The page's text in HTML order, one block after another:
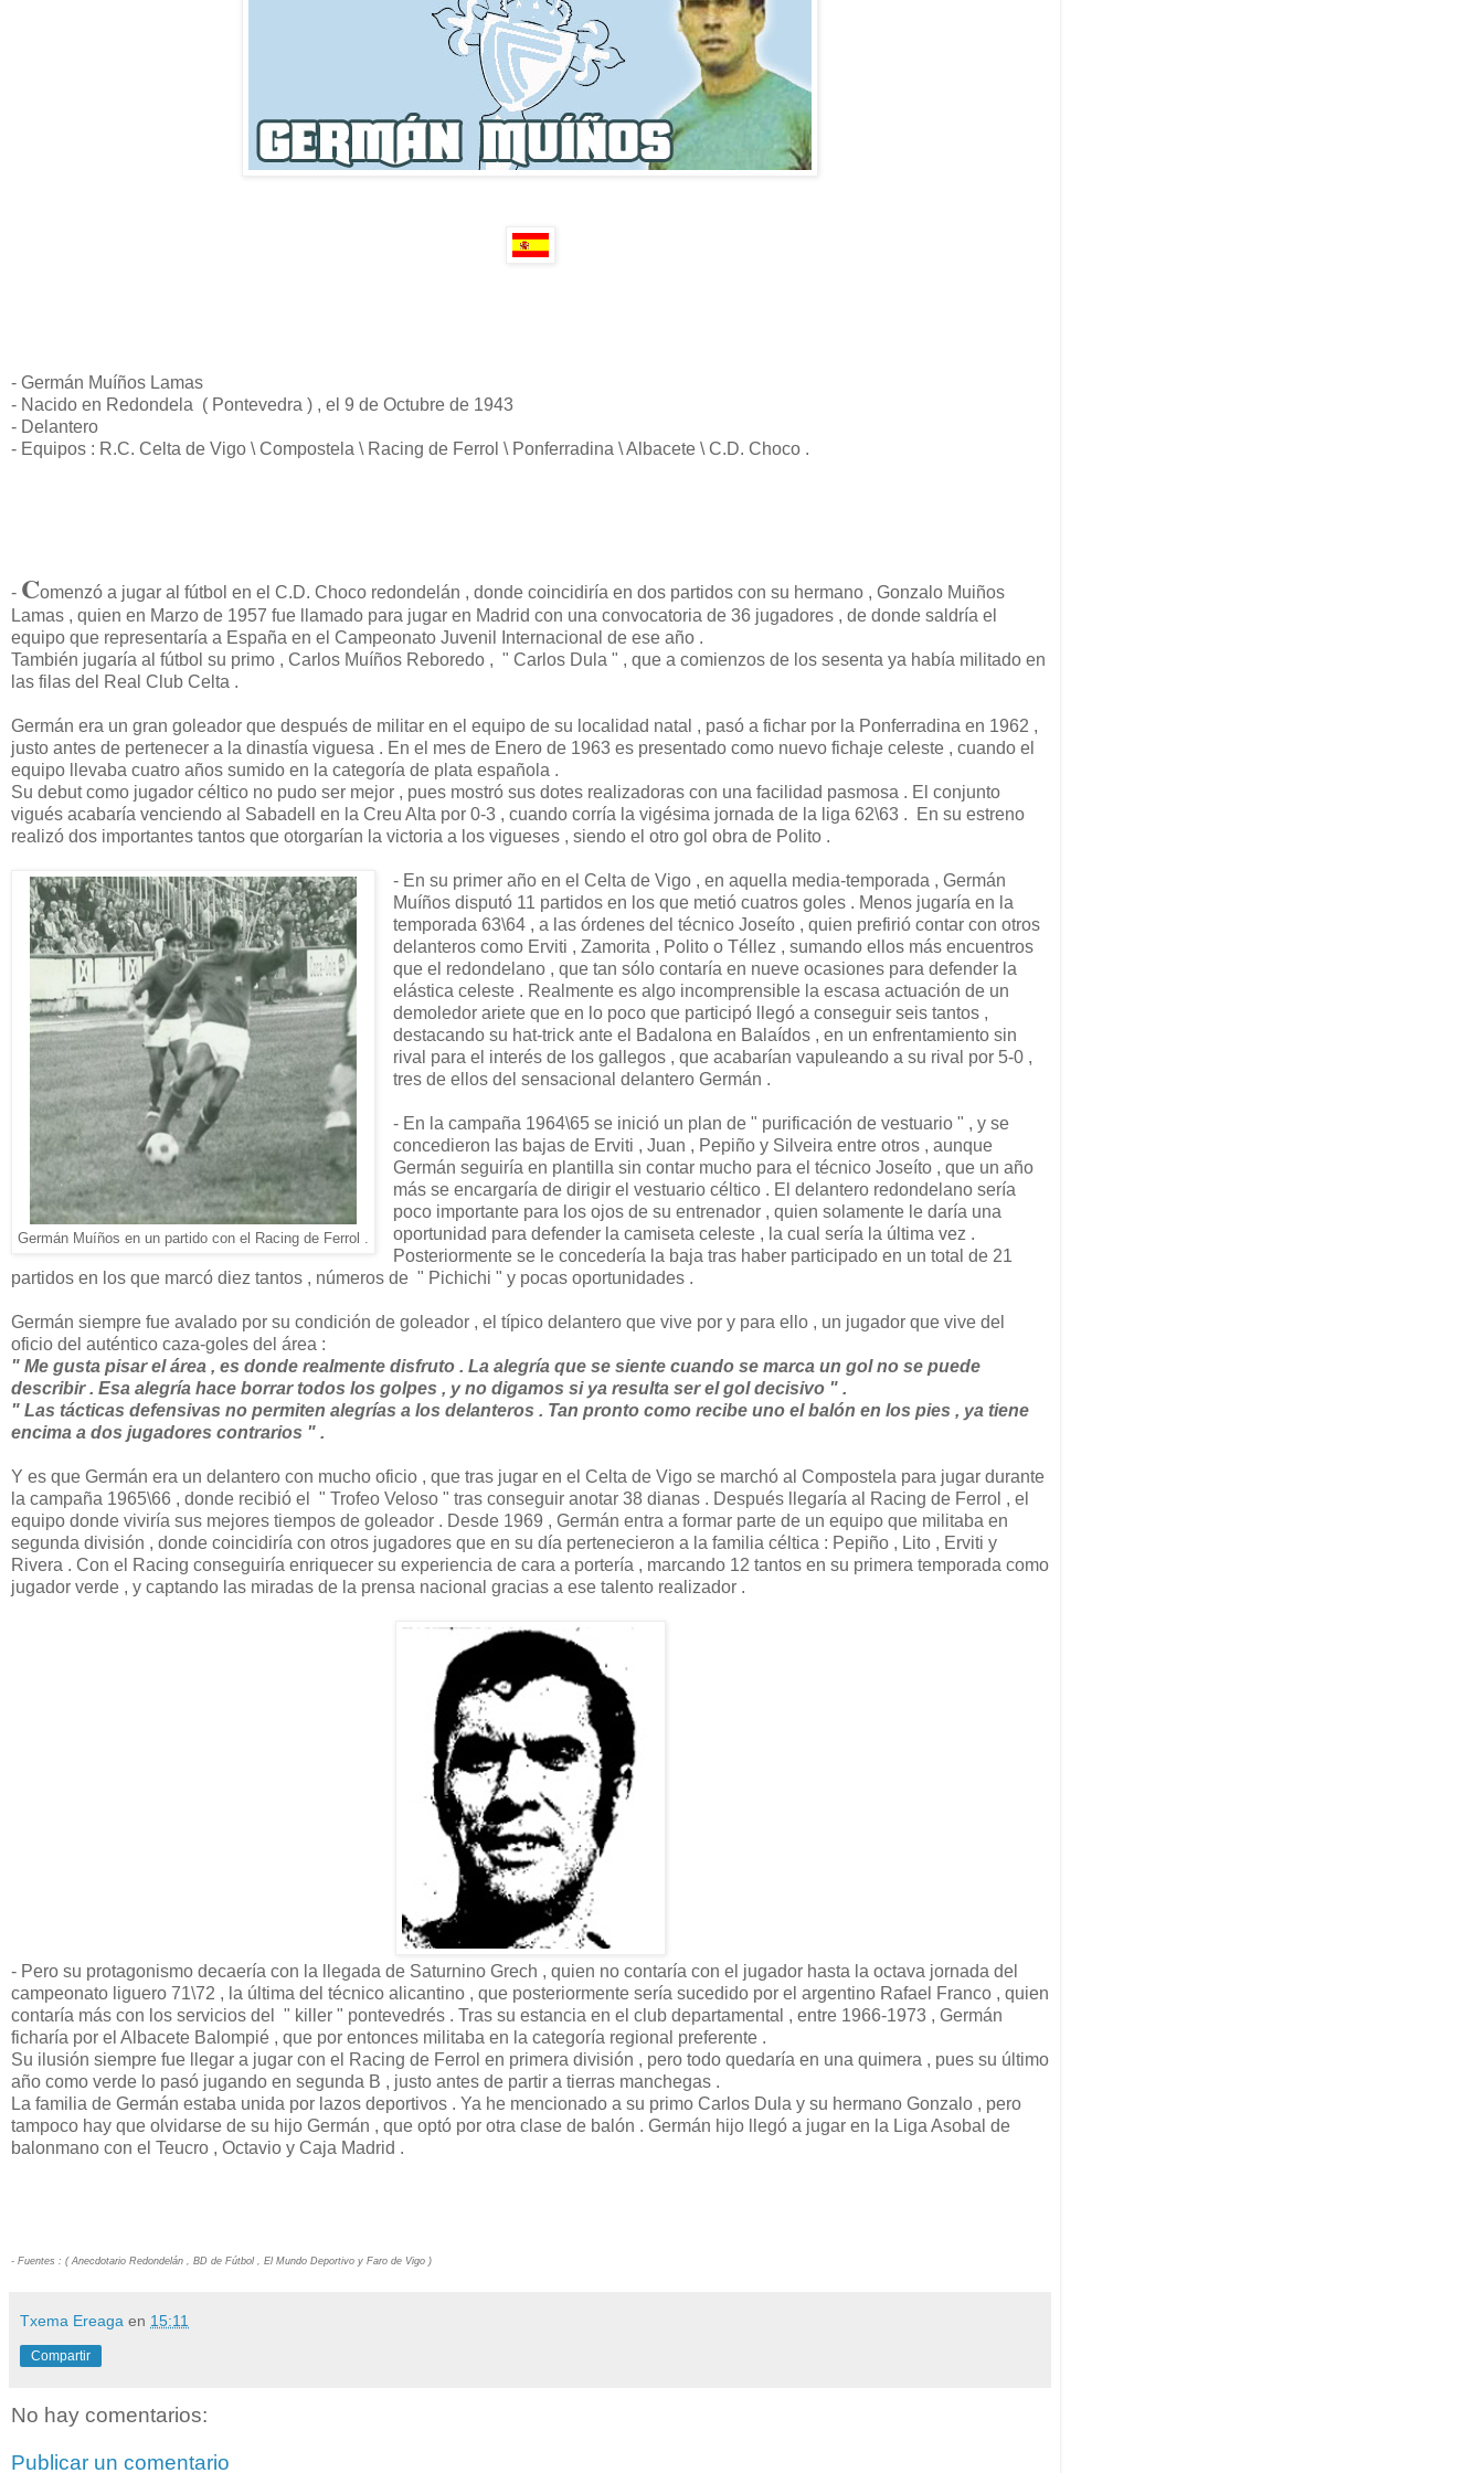
- Germán Muíños Lamas
- Nacido en Redondela ( Pontevedra ) , el 9 de Octubre de 1943
- Delantero
- Equipos : R.C. Celta de Vigo \ Compostela \ Racing de Ferrol \ Ponferradina \ Albacete \ C.D. Choco .
- Comenzó a jugar al fútbol en el C.D. Choco redondelán , donde coincidiría en dos partidos con su hermano , Gonzalo Muiños
Lamas , quien en Marzo de 1957 fue llamado para jugar en Madrid con una convocatoria de 36 jugadores , de donde saldría el
equipo que representaría a España en el Campeonato Juvenil Internacional de ese año .
También jugaría al fútbol su primo , Carlos Muíños Reboredo , " Carlos Dula " , que a comienzos de los sesenta ya había militado en
las filas del Real Club Celta .
Germán era un gran goleador que después de militar en el equipo de su localidad natal , pasó a fichar por la Ponferradina en 1962 ,
justo antes de pertenecer a la dinastía viguesa . En el mes de Enero de 1963 es presentado como nuevo fichaje celeste , cuando el
equipo llevaba cuatro años sumido en la categoría de plata española .
Su debut como jugador céltico no pudo ser mejor , pues mostró sus dotes realizadoras con una facilidad pasmosa . El conjunto
vigués acabaría venciendo al Sabadell en la Creu Alta por 0-3 , cuando corría la vigésima jornada de la liga 62\63 . En su estreno
realizó dos importantes tantos que otorgarían la victoria a los vigueses , siendo el otro gol obra de Polito .
Germán Muíños en un partido con el Racing de Ferrol .
- En su primer año en el Celta de Vigo , en aquella media-temporada , Germán
Muíños disputó 11 partidos en los que metió cuatros goles . Menos jugaría en la
temporada 63\64 , a las órdenes del técnico Joseíto , quien prefirió contar con otros
delanteros como Erviti , Zamorita , Polito o Téllez , sumando ellos más encuentros
que el redondelano , que tan sólo contaría en nueve ocasiones para defender la
elástica celeste . Realmente es algo incomprensible la escasa actuación de un
demoledor ariete que en lo poco que participó llegó a conseguir seis tantos ,
destacando su hat-trick ante el Badalona en Balaídos , en un enfrentamiento sin
rival para el interés de los gallegos , que acabarían vapuleando a su rival por 5-0 ,
tres de ellos del sensacional delantero Germán .
- En la campaña 1964\65 se inició un plan de " purificación de vestuario " , y se
concedieron las bajas de Erviti , Juan , Pepiño y Silveira entre otros , aunque
Germán seguiría en plantilla sin contar mucho para el técnico Joseíto , que un año
más se encargaría de dirigir el vestuario céltico . El delantero redondelano sería
poco importante para los ojos de su entrenador , quien solamente le daría una
oportunidad para defender la camiseta celeste , la cual sería la última vez .
Posteriormente se le concedería la baja tras haber participado en un total de 21
partidos en los que marcó diez tantos , números de " Pichichi " y pocas oportunidades .
Germán siempre fue avalado por su condición de goleador , el típico delantero que vive por y para ello , un jugador que vive del
oficio del auténtico caza-goles del área :
" Me gusta pisar el área , es donde realmente disfruto . La alegría que se siente cuando se marca un gol no se puede
describir . Esa alegría hace borrar todos los golpes , y no digamos si ya resulta ser el gol decisivo " .
" Las tácticas defensivas no permiten alegrías a los delanteros . Tan pronto como recibe uno el balón en los pies , ya tiene
encima a dos jugadores contrarios " .
Y es que Germán era un delantero con mucho oficio , que tras jugar en el Celta de Vigo se marchó al Compostela para jugar durante
la campaña 1965\66 , donde recibió el " Trofeo Veloso " tras conseguir anotar 38 dianas . Después llegaría al Racing de Ferrol , el
equipo donde viviría sus mejores tiempos de goleador . Desde 1969 , Germán entra a formar parte de un equipo que militaba en
segunda división , donde coincidiría con otros jugadores que en su día pertenecieron a la familia céltica : Pepiño , Lito , Erviti y
Rivera . Con el Racing conseguiría enriquecer su experiencia de cara a portería , marcando 12 tantos en su primera temporada como
jugador verde , y captando las miradas de la prensa nacional gracias a ese talento realizador .
- Pero su protagonismo decaería con la llegada de Saturnino Grech , quien no contaría con el jugador hasta la octava jornada del
campeonato liguero 71\72 , la última del técnico alicantino , que posteriormente sería sucedido por el argentino Rafael Franco , quien
contaría más con los servicios del " killer " pontevedrés . Tras su estancia en el club departamental , entre 1966-1973 , Germán
ficharía por el Albacete Balompié , que por entonces militaba en la categoría regional preferente .
Su ilusión siempre fue llegar a jugar con el Racing de Ferrol en primera división , pero todo quedaría en una quimera , pues su último
año como verde lo pasó jugando en segunda B , justo antes de partir a tierras manchegas .
La familia de Germán estaba unida por lazos deportivos . Ya he mencionado a su primo Carlos Dula y su hermano Gonzalo , pero
tampoco hay que olvidarse de su hijo Germán , que optó por otra clase de balón . Germán hijo llegó a jugar en la Liga Asobal de
balonmano con el Teucro , Octavio y Caja Madrid .
- Fuentes : ( Anecdotario Redondelán , BD de Fútbol , El Mundo Deportivo y Faro de Vigo )
Txema Ereaga en 15:11
Compartir
No hay comentarios:
Publicar un comentario